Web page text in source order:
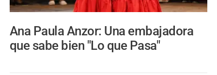
Ana Paula Anzor: Una embajadora
que sabe bien "Lo que Pasa"